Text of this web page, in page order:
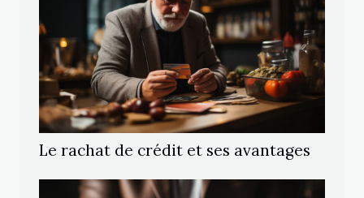
Le rachat de crédit et ses avantages